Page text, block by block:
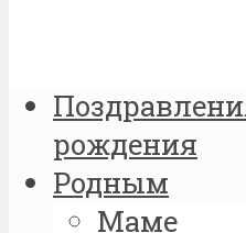
рождения
Родным
Маме